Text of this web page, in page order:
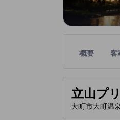
概要 客
立山プ
tooltip
星評価は、提携
大町市大町温